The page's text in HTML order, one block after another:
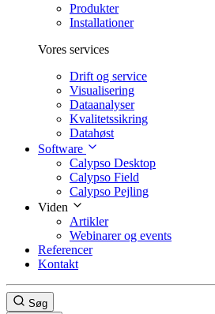
Produkter
Installationer
Vores services
Drift og service
Visualisering
Dataanalyser
Kvalitetssikring
Datahøst
Software
Calypso Desktop
Calypso Field
Calypso Pejling
Viden
Artikler
Webinarer og events
Referencer
Kontakt
Søg